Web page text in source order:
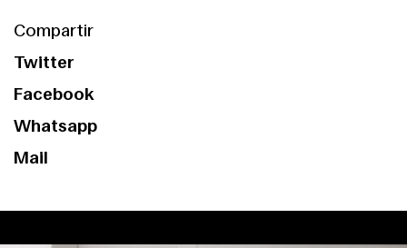
Compartir
Twitter
Facebook
Whatsapp
Mail